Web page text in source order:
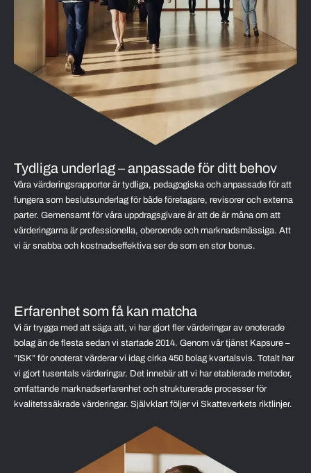
Tydliga underlag – anpassade för ditt behov
Våra värderingsrapporter är tydliga, pedagogiska och anpassade för att
fungera som beslutsunderlag för både företagare, revisorer och externa
parter. Gemensamt för våra uppdragsgivare är att de är måna om att
värderingarna är professionella, oberoende och marknadsmässiga. Att
vi är snabba och kostnadseffektiva ser de som en stor bonus.
Erfarenhet som få kan matcha
Vi är trygga med att säga att, vi har gjort fler värderingar av onoterade
bolag än de flesta sedan vi startade 2014. Genom vår tjänst Kapsure –
”ISK” för onoterat värderar vi idag cirka 450 bolag kvartalsvis. Totalt har
vi gjort tusentals värderingar. Det innebär att vi har etablerade metoder,
omfattande marknadserfarenhet och strukturerade processer för
kvalitetssäkrade värderingar. Självklart följer vi Skatteverkets riktlinjer.